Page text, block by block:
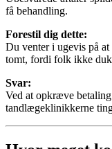
få behandling.
Forestil dig dette:
Du venter i ugevis på
tomt, fordi folk ikke
Svar:
Ved at opkræve
tandlægeklinikkerne